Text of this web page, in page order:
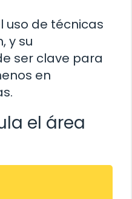
uso de técnicas
y su
ser clave para
en
el área